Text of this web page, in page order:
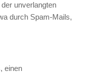
unverlangten
durch Spam-Mails,
einen